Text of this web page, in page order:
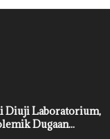
Diuji Laboratorium,
Dugaan...